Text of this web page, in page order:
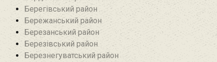
Берегівський район
Бережанський район‎
Березанський район‎
Березівський район
Березнегуватський район‎